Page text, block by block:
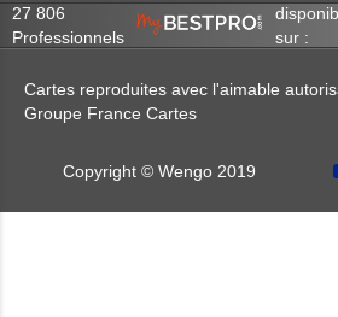
27 806
Professionnels
sur :
Cartes reproduites avec l'aimable
Groupe France Cartes
Copyright © Wengo 2019